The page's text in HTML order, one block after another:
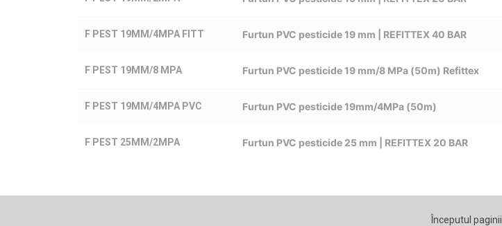
F PEST 19MM/4MPA FITT Furtun PVC pesticide 19 mm | REFITTEX 40 BAR
F PEST 19MM/8 MPA Furtun PVC pesticide 19 mm/8 MPa (50m) Refittex
F PEST 19MM/4MPA PVC Furtun PVC pesticide 19mm/4MPa (50m)
F PEST 25MM/2MPA Furtun PVC pesticide 25 mm | REFITTEX 20 BAR
Începutul paginii